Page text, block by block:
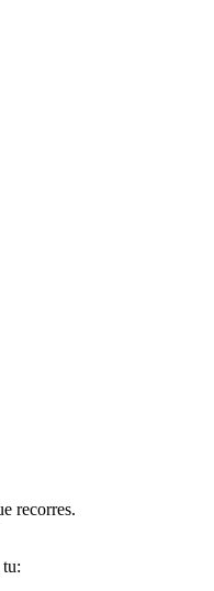
recorres.